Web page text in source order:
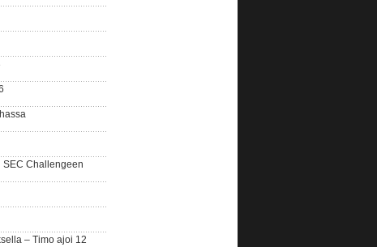
SEC Challengeen
– Timo ajoi 12